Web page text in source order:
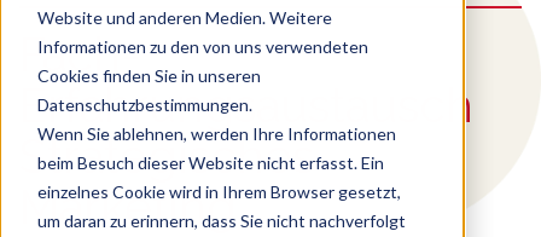
Website und anderen Medien. Weitere
Informationen zu den von uns verwendeten
Cookies finden Sie in unseren
Datenschutzbestimmungen.
Wenn Sie ablehnen, werden Ihre Informationen
beim Besuch dieser Website nicht erfasst. Ein
einzelnes Cookie wird in Ihrem Browser gesetzt,
um daran zu erinnern, dass Sie nicht nachverfolgt
Fach-
Erfahrungsaustausch
Strategisches
Marketing